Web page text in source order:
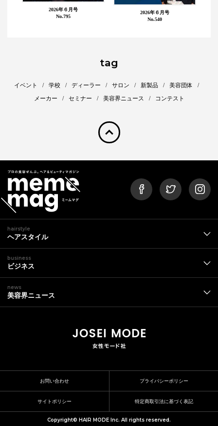
2026年６月号
No.795
2026年６月号
No.540
tag
イベント 学校 ディーラー サロン 新製品
美容団体
メーカー
セミナー 美容界ニュース コンテスト
pagetop
hairstyle
ヘアスタイル
business
ビジネス
news
美容界ニュース
お問い合わせ プライバシーポリシー
サイトポリシー 特定商取引法に基づく表記
Copyright© HAIR MODE Inc. All rights reserved.